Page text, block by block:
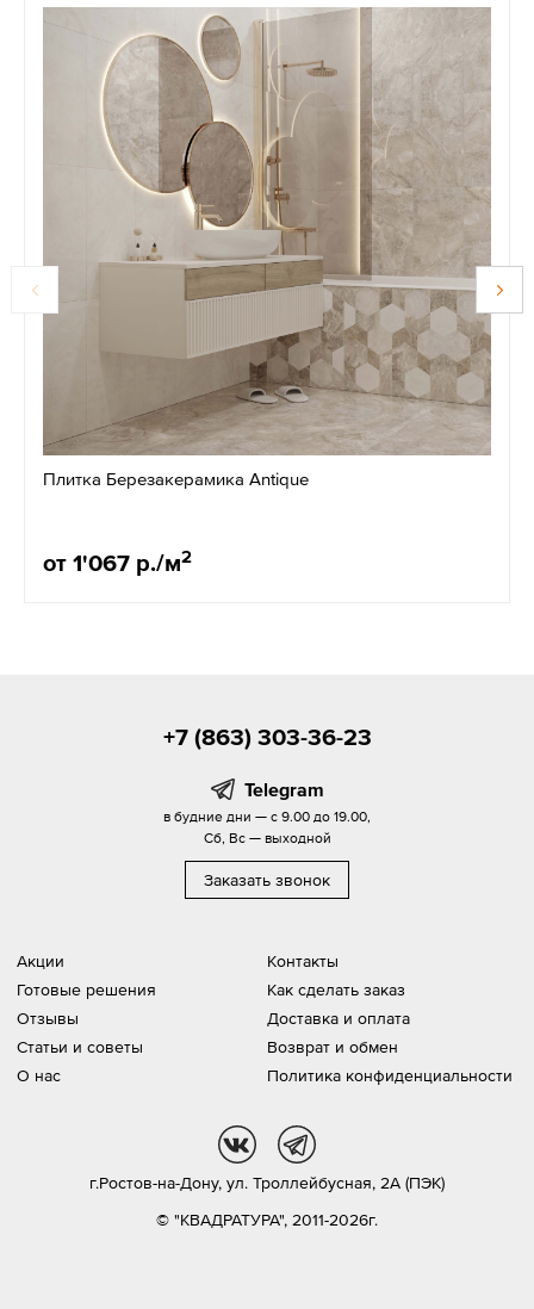
Плитка Березакерамика Antique
от 1'067 р./м2
Акции
Готовые решения
Отзывы
Статьи и советы
О нас
Контакты
Как сделать заказ
Доставка и оплата
Возврат и обмен
Политика конфиденциальности
+7 (863) 303-36-23
Telegram
в будние дни — с 9.00 до 19.00,
Сб, Вс — выходной
Заказать звонок
© "КВАДРАТУРА", 2011-2026г.
г.Ростов-на-Дону, ул. Троллейбусная, 2А (ПЭК)
vk tg